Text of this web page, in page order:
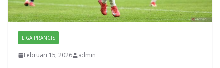
LIGA PRANCIS
Februari 15, 2026 admin